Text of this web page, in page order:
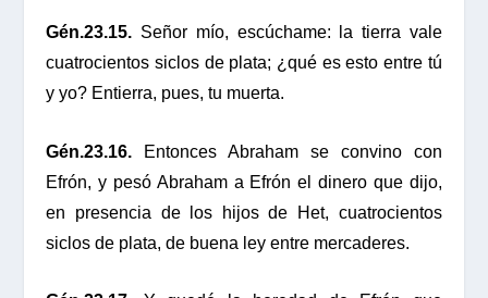
Gén.23.15. Señor mío, escúchame: la tierra vale
cuatrocientos siclos de plata; ¿qué es esto entre tú
y yo? Entierra, pues, tu muerta.
Gén.23.16. Entonces Abraham se convino con
Efrón, y pesó Abraham a Efrón el dinero que dijo,
en presencia de los hijos de Het, cuatrocientos
siclos de plata, de buena ley entre mercaderes.